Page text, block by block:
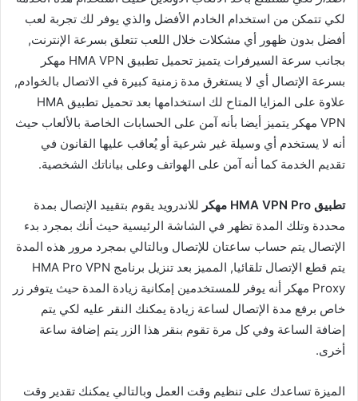
لكي تتمكن من استخدام الخادم الأفضل والذي يوفر لك تجربة لعب
أفضل بدون ظهور أي مشكلات خلال اللعب تتعلق بسرعة الإنترنت,
بجانب سرعة السيرفرات يتميز تحميل تطبيق HMA VPN مهكر
بسرعة الإتصال أي لا يستغرق مدة زمنية كبيرة في الاتصال بالخوادم,
علاوة على المزايا المتاح لك استخدامها بعد تحميل تطبيق HMA
VPN مهكر يتميز أيضا بأنه آمن على الحسابات الخاصة بالألعاب حيث
أنه لا يستخدم أي وسيلة غير شرعية أو يُعاقب عليها القانون في
تقديم الخدمة كما أنه آمن على الهواتف وعلى بياناتك الشخصية.
تطبيق HMA VPN Pro مهكر
للاندرويد يقوم بتقييد الإتصال بمدة
محددة وتلك المدة تظهر في الشاشة الرئيسية حيث أنك بمجرد بدء
الإتصال يتم حساب ساعتان للإتصال وبالتالي بمجرد مرور هذه المدة
يتم قطع الإتصال تلقائيا, المميز بعد تنزيل برنامج HMA Pro VPN
Proxy مهكر أنه يوفر للمستخدمين إمكانية زيادة المدة حيث يتوفر زر
خاص برفع مدة الإتصال لساعة زيادة يمكنك النقر عليه لكي يتم
إضافة الساعة وفي كل مرة تقوم بنقر هذا الزر يتم إضافة ساعة
أخرى.
الميزة تساعدك على تنظيم وقت العمل وبالتالي يمكنك تقدير وقت